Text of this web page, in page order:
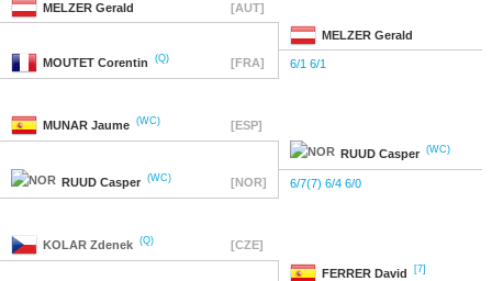
MELZER Gerald [AUT]
MELZER Gerald
MOUTET Corentin (Q) [FRA] 6/1 6/1
MUNAR Jaume (WC) [ESP]
RUUD Casper (WC)
RUUD Casper (WC) [NOR] 6/7(7) 6/4 6/0
KOLAR Zdenek (Q) [CZE]
FERRER David [7]